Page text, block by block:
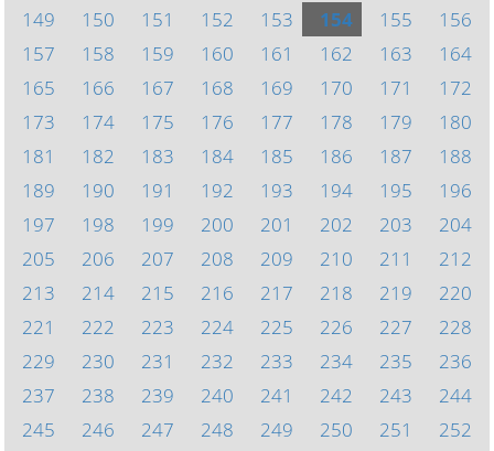
149
150 151 152 153 154 155
156
157
158 159 160 161 162 163
164
165
166 167 168 169 170 171
172
173
174 175 176 177 178 179
180
181
182 183 184 185 186 187
188
189
190 191 192 193 194 195
196
197
198 199 200 201 202 203
204
205
206 207 208 209 210 211
212
213
214 215 216 217 218 219
220
221
222 223 224 225 226 227
228
229
230 231 232 233 234 235
236
237
238 239 240 241 242 243
244
245
246 247 248 249 250 251
252